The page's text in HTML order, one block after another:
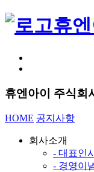
휴
휴엔아이 주식회
HOME 공지사항
회사소개
- 대표인
- 경영이